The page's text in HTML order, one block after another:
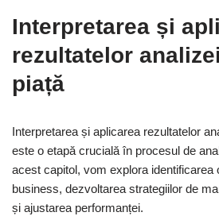
Interpretarea și
rezultatelor
piață
Interpretarea și aplicarea rezultatelor
este o etapă crucială în procesul de
acest capitol, vom explora identificarea
business, dezvoltarea strategiilor de
și ajustarea performanței.